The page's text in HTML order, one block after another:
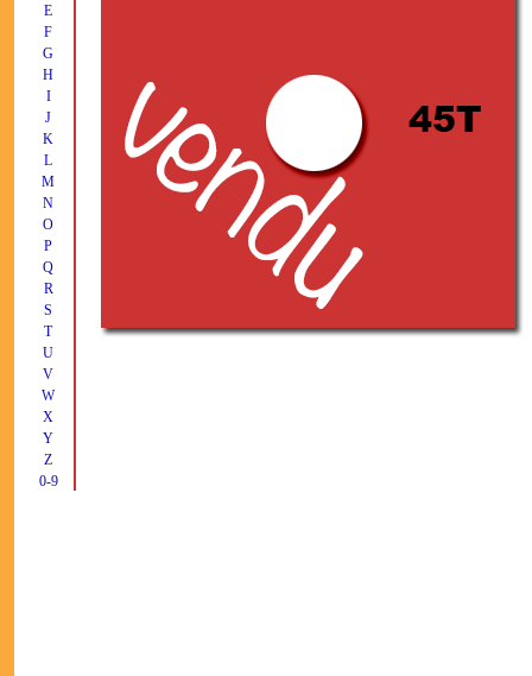
E
F
G
H
I
J
K
L
M
N
O
P
Q
R
S
T
U
V
W
X
Y
Z
0-9